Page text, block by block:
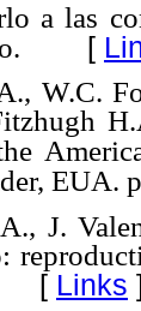
a las
[
W.C.
EUA.
J.
Links